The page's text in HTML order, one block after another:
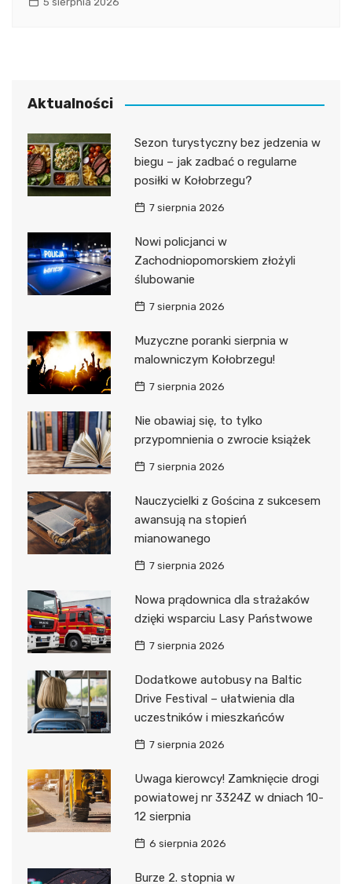
Aktualności
Sezon turystyczny bez jedzenia w
biegu – jak zadbać o regularne
posiłki w Kołobrzegu?
7 sierpnia 2026
Nowi policjanci w
Zachodniopomorskiem złożyli
ślubowanie
7 sierpnia 2026
Muzyczne poranki sierpnia w
malowniczym Kołobrzegu!
7 sierpnia 2026
Nie obawiaj się, to tylko
przypomnienia o zwrocie książek
7 sierpnia 2026
Nauczycielki z Gościna z sukcesem
awansują na stopień
mianowanego
7 sierpnia 2026
Nowa prądownica dla strażaków
dzięki wsparciu Lasy Państwowe
7 sierpnia 2026
Dodatkowe autobusy na Baltic
Drive Festival – ułatwienia dla
uczestników i mieszkańców
7 sierpnia 2026
Uwaga kierowcy! Zamknięcie drogi
powiatowej nr 3324Z w dniach 10-
12 sierpnia
6 sierpnia 2026
Burze 2. stopnia w